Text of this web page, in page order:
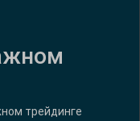
трейдинге